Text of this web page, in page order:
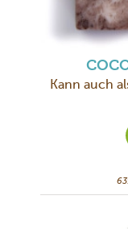
Kann auch